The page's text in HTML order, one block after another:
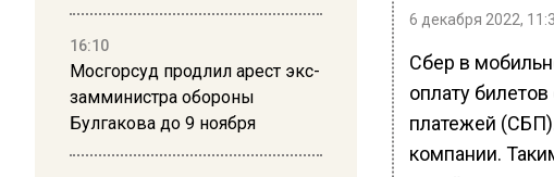
16:10
Мосгорсуд продлил арест экс-
замминистра обороны
Булгакова до 9 ноября
6 декабря 2022,
Сбер в
оплату
платежей
компании.